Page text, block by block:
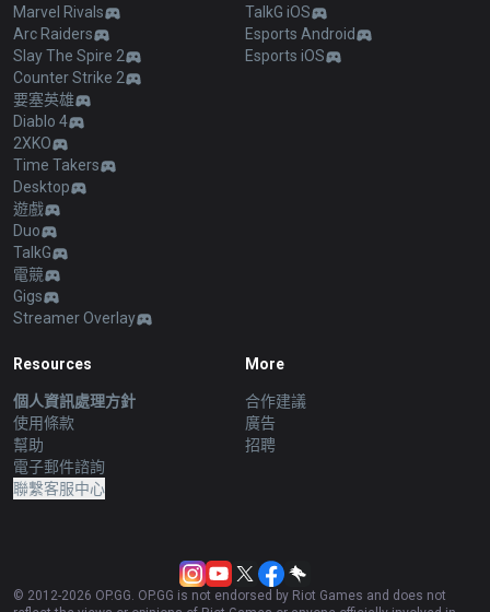
Marvel Rivals
Arc Raiders
Slay The Spire 2
Counter Strike 2
要塞英雄
Diablo 4
2XKO
Time Takers
Desktop
遊戲
Duo
TalkG
電競
Gigs
Streamer Overlay
TalkG iOS
Esports Android
Esports iOS
Resources
個人資訊處理方針
使用條款
幫助
電子郵件諮詢
聯繫客服中心
More
合作建議
廣告
招聘
© 2012-2026 OP.GG. OP.GG is not endorsed by Riot Games and does not